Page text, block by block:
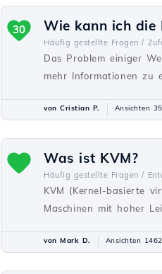
Wie kann ich die
Häufig gestellte Fragen /
Das Problem einiger
mehr Informationen zu
30
von Cristian P. Ansichten
Was ist KVM?
Häufig gestellte Fragen /
KVM (Kernel-basierte
Maschinen mit hoher
von Mark D. Ansichten 1462